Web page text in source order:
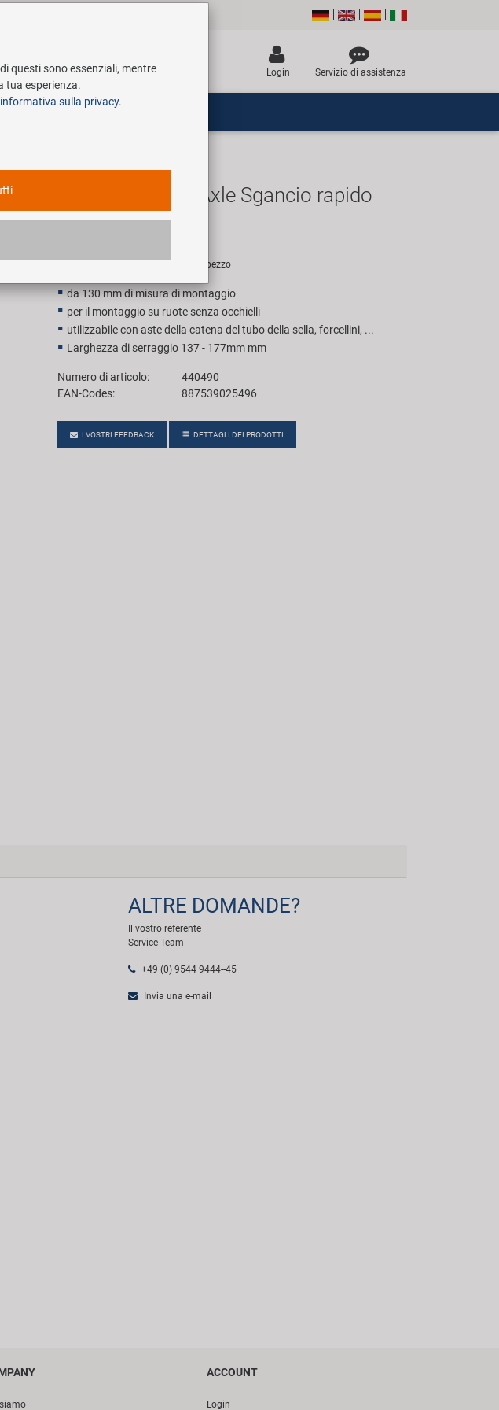
Cerca
Login Servizio di assistenza
M-WAVE Racky Axle Sgancio rapido
Prezzo di vendita consigliato per 1 pezzo
da 130 mm di misura di montaggio
per il montaggio su ruote senza occhielli
utilizzabile con aste della catena del tubo della sella, forcellini, ...
Larghezza di serraggio 137 - 177mm mm
Numero di articolo:
440490
EAN-Codes:
887539025496
I VOSTRI FEEDBACK DETTAGLI DEI PRODOTTI
ALTRE DOMANDE?
Il vostro referente
Service Team
+49 (0) 9544 9444--45
Invia una e-mail
ACCOUNT
Login
questi sono essenziali, mentre
tua esperienza.
informativa sulla privacy.